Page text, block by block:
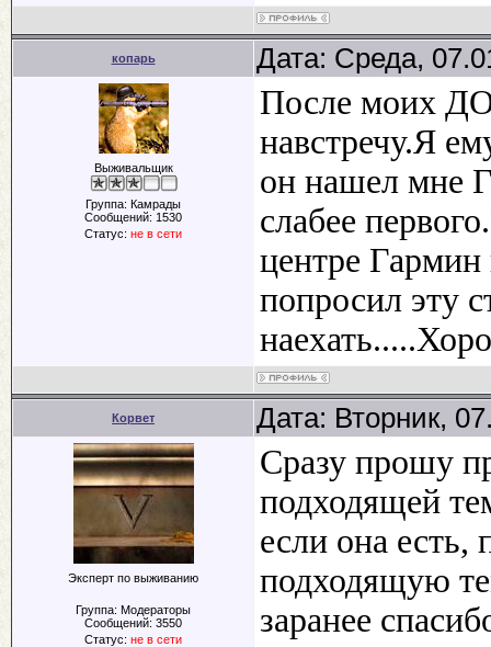
копарь Дата: Среда,
Выживальщик
Группа: Камрады
Сообщений: 1530
Статус: не в сети
После моих
навстречу.Я
он нашел мне
слабее
центре Гармин
попросил эту
Корвет Дата: Вторник,
Эксперт по выживанию
Группа: Модераторы
Сообщений: 3550
Статус: не в сети
Сразу прошу
подходящей
если она есть,
подходящую
заранее